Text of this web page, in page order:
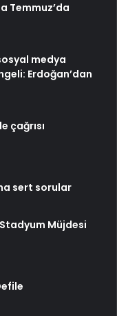
Temmuz’da
medya
Erdoğan’dan
çağrısı
sert sorular
Stadyum Müjdesi